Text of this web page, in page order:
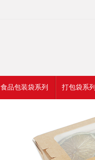
食品包装袋系列 打包袋系列